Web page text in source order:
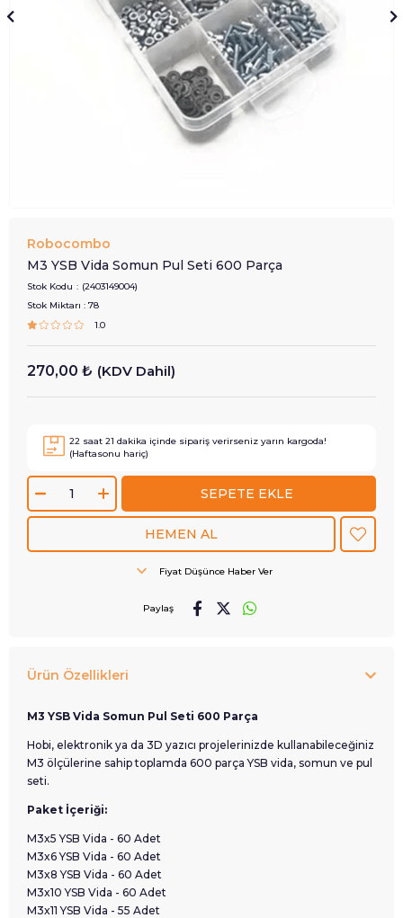
Robocombo
M3 YSB Vida Somun Pul Seti 600 Parça
Stok Kodu
(2403149004)
Stok Miktarı : 78
1.0
270,00 ₺ (KDV Dahil)
22 saat 21 dakika içinde sipariş verirseniz yarın kargoda!
(Haftasonu hariç)
Fiyat Düşünce Haber Ver
Paylaş
Ürün Özellikleri
M3 YSB Vida Somun Pul Seti 600 Parça
Hobi, elektronik ya da 3D yazıcı projelerinizde kullanabileceğiniz
M3 ölçülerine sahip toplamda 600 parça YSB vida, somun ve pul
seti.
Paket İçeriği:
M3x5 YSB Vida - 60 Adet
M3x6 YSB Vida - 60 Adet
M3x8 YSB Vida - 60 Adet
M3x10 YSB Vida - 60 Adet
M3x11 YSB Vida - 55 Adet